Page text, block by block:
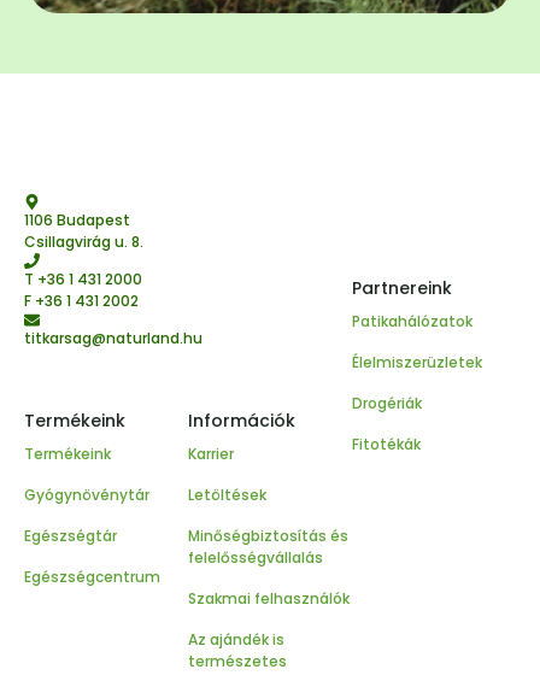
1106 Budapest
Csillagvirág u. 8.
T +36 1 431 2000
F +36 1 431 2002
titkarsag@naturland.hu
Termékeink
Termékeink
Gyógynövénytár
Egészségtár
Egészségcentrum
Információk
Karrier
Letöltések
Minőségbiztosítás és
felelősségvállalás
Szakmai felhasználók
Az ajándék is
természetes
Partnereink
Patikahálózatok
Élelmiszerüzletek
Drogériák
Fitotékák